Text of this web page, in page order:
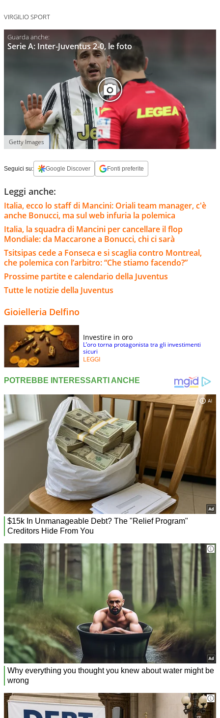
VIRGILIO SPORT
Serie A: Inter-Juventus 2-0, le foto
Getty Images
Seguici su: Google Discover Fonti preferite
Leggi anche:
Italia, ecco lo staff di Mancini: Oriali team manager, c'è
anche Bonucci, ma sul web infuria la polemica
Italia, la squadra di Mancini per cancellare il flop
Mondiale: da Maccarone a Bonucci, chi ci sarà
Tsitsipas cede a Fonseca e si scaglia contro Montreal,
che polemica con l’arbitro: “Che stiamo facendo?”
Prossime partite e calendario della Juventus
Tutte le notizie della Juventus
Gioielleria Delfino
Investire in oro
L’oro torna protagonista tra gli investimenti
sicuri
LEGGI